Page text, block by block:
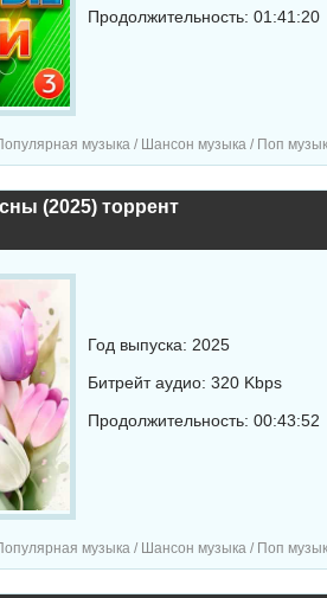
Продолжительность: 01:41:20
музыка / Шансон музыка / Поп
(2025) торрент
Год выпуска: 2025
Битрейт аудио: 320 Kbps
Продолжительность: 00:43:52
музыка / Шансон музыка / Поп